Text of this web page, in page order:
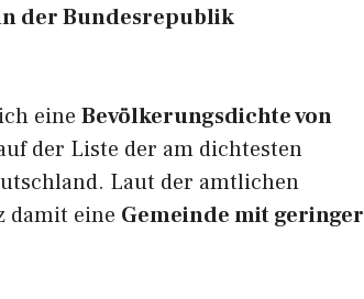
der Bundesrepublik
eine Bevölkerungsdichte von
der Liste der am dichtesten
Laut der amtlichen
damit eine Gemeinde mit geringer